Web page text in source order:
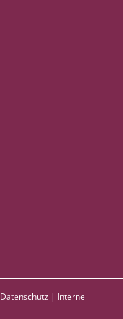
Datenschutz| Interne